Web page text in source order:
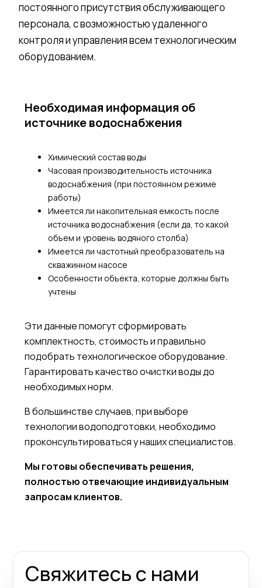
постоянного присутствия обслуживающего
персонала, с возможностью удаленного
контроля и управления всем технологическим
оборудованием.
Необходимая информация об
источнике водоснабжения
Химический состав воды
Часовая производительность источника
водоснабжения (при постоянном режиме
работы)
Имеется ли накопительная емкость после
источника водоснабжения (если да, то какой
объем и уровень водяного столба)
Имеется ли частотный преобразователь на
скважинном насосе
Особенности объекта, которые должны быть
учтены
Эти данные помогут сформировать
комплектность, стоимость и правильно
подобрать технологическое оборудование.
Гарантировать качество очистки воды до
необходимых норм.
В большинстве случаев, при выборе
технологии водоподготовки, необходимо
проконсультироваться у наших специалистов.
Мы готовы обеспечивать решения,
полностью отвечающие индивидуальным
запросам клиентов.
Свяжитесь с нами